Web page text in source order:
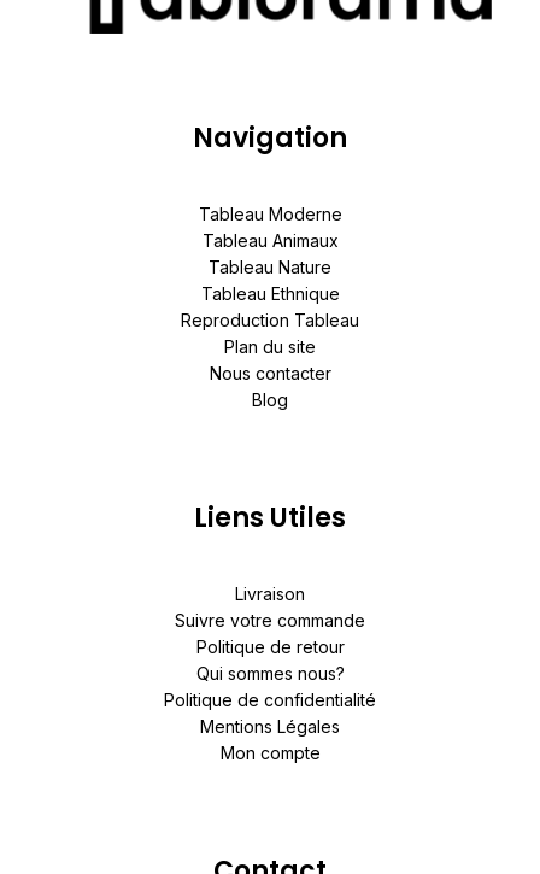
Navigation
Tableau Moderne
Tableau Animaux
Tableau Nature
Tableau Ethnique
Reproduction Tableau
Plan du site
Nous contacter
Blog
Liens Utiles
Livraison
Suivre votre commande
Politique de retour
Qui sommes nous?
Politique de confidentialité
Mentions Légales
Mon compte